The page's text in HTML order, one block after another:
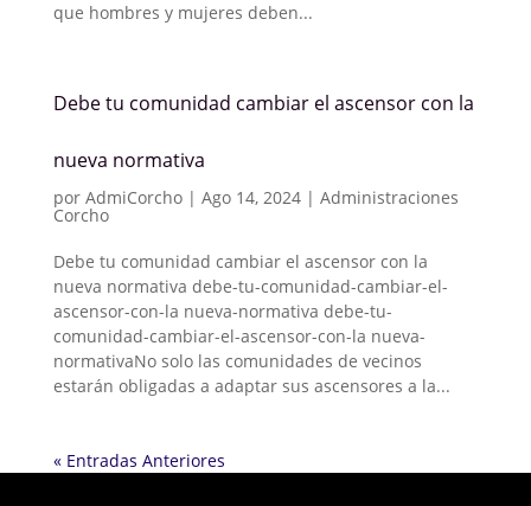
que hombres y mujeres deben...
Debe tu comunidad cambiar el ascensor con la
nueva normativa
por AdmiCorcho| Ago 14, 2024| Administraciones
Corcho
Debe tu comunidad cambiar el ascensor con la
nueva normativa debe-tu-comunidad-cambiar-el-
ascensor-con-la nueva-normativa debe-tu-
comunidad-cambiar-el-ascensor-con-la nueva-
normativaNo solo las comunidades de vecinos
estarán obligadas a adaptar sus ascensores a la...
« Entradas Anteriores